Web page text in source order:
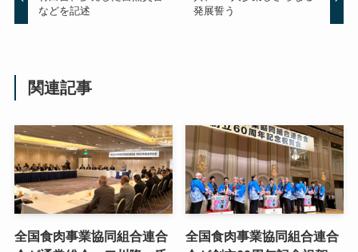
などを記述
発展誓う
関連記事
全国食肉事業協同組合連合
全国食肉事業協同組合連合